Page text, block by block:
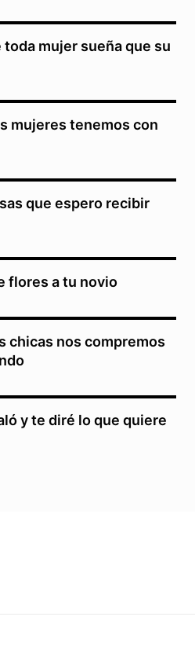
toda mujer sueña que su
mujeres tenemos con
que espero recibir
flores a tu novio
chicas nos compremos
y te diré lo que quiere